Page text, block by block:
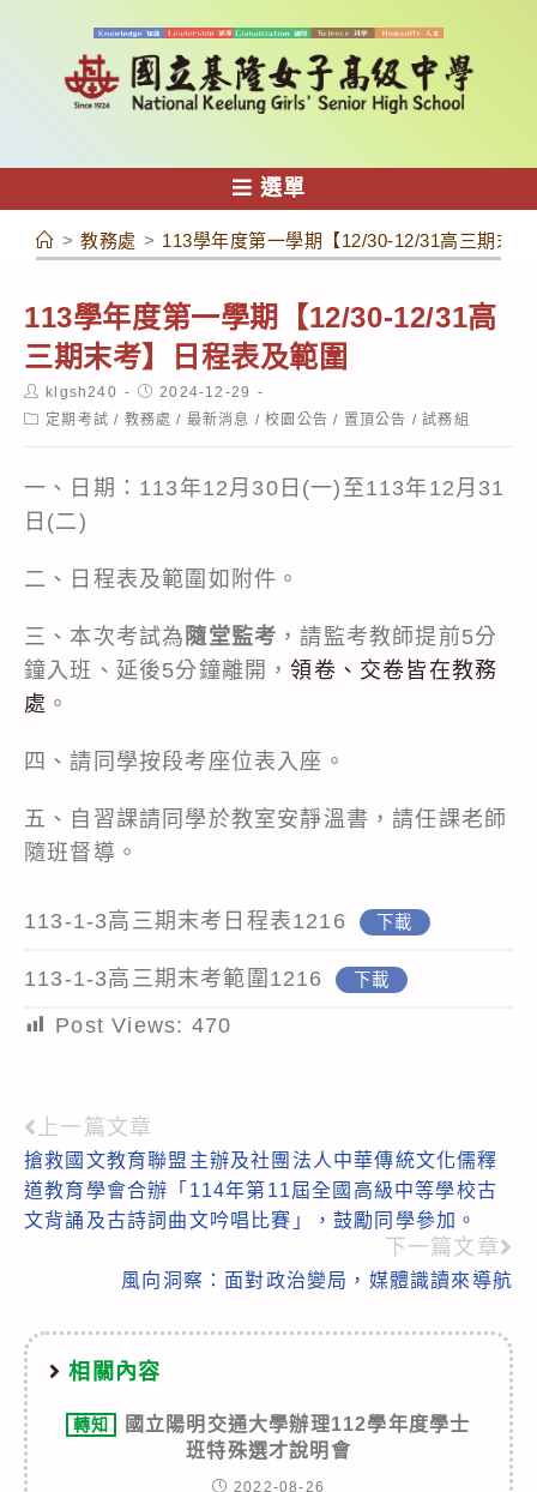
容
選單
> 教務處 > 113學年度第一學期【12/30-12/31高三期末
113學年度第一學期【12/30-12/31高
三期末考】日程表及範圍
Post
author:
klgsh240
Post
published:
2024-12-29
Post定期考試 / 教務處 / 最新消息 / 校園公告 / 置頂公告 / 試務組
一、日期：113年12月30日(一)至113年12月31
日(二)
二、日程表及範圍如附件。
三、本次考試為 隨堂監考 ，請監考教師提前5分
鐘入班、延後5分鐘離開，領卷、交卷皆在教務
處 。
四、請同學按段考座位表入座。
五、自習課請同學於教室安靜溫書，請任課老師
隨班督導。
113-1-3高三期末考日程表1216 下載
113-1-3高三期末考範圍1216 下載
Post Views: 470
Read
more
articles
上一篇文章
搶救國文教育聯盟主辦及社團法人中華傳統文化儒釋
道教育學會合辦「114年第11屆全國高級中等學校古
文背誦及古詩詞曲文吟唱比賽」，鼓勵同學參加。
下一篇文章
風向洞察：面對政治變局，媒體識讀來導航
相關內容
轉知
國立陽明交通大學辦理112學年度學士
班特殊選才說明會
2022-08-26